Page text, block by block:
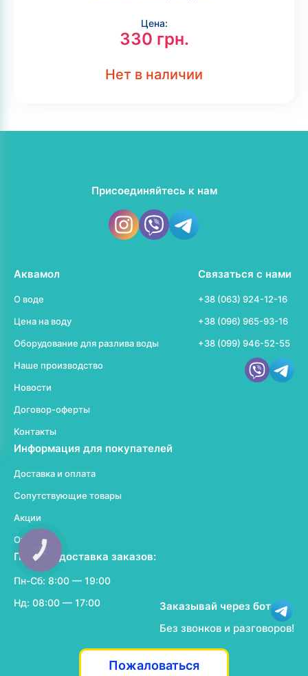
Цена:
330 грн.
Нет в наличии
Присоединяйтесь к нам
Аквамол
О воде
Цена на воду
Оборудование для разлива воды
Наше производство
Новости
Договор-оферты
Контакты
Информация для покупателей
Доставка и оплата
Сопутствующие товары
Акции
Отзывы
Прием и доставка заказов:
Пн-Сб: 8:00 — 19:00
Нд: 08:00 — 17:00
Заказывай через бот
Без звонков и разговоров!
Связаться с нами
+38 (063) 924-12-16
+38 (096) 965-93-16
+38 (099) 946-52-55
Пожаловаться
КНОПКА
ЗВ'ЯЗКУ